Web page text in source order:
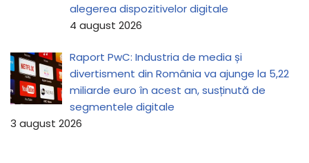
alegerea dispozitivelor digitale
4 august 2026
Raport PwC: Industria de media și
divertisment din România va ajunge la 5,22
miliarde euro în acest an, susținută de
segmentele digitale
3 august 2026